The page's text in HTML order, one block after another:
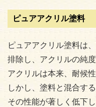
ピュアアクリル塗料
ピュアアクリル塗料は
排除し、アクリルの純
アクリルは本来、耐候
しかし、塗料と混合す
その性能が著しく低下